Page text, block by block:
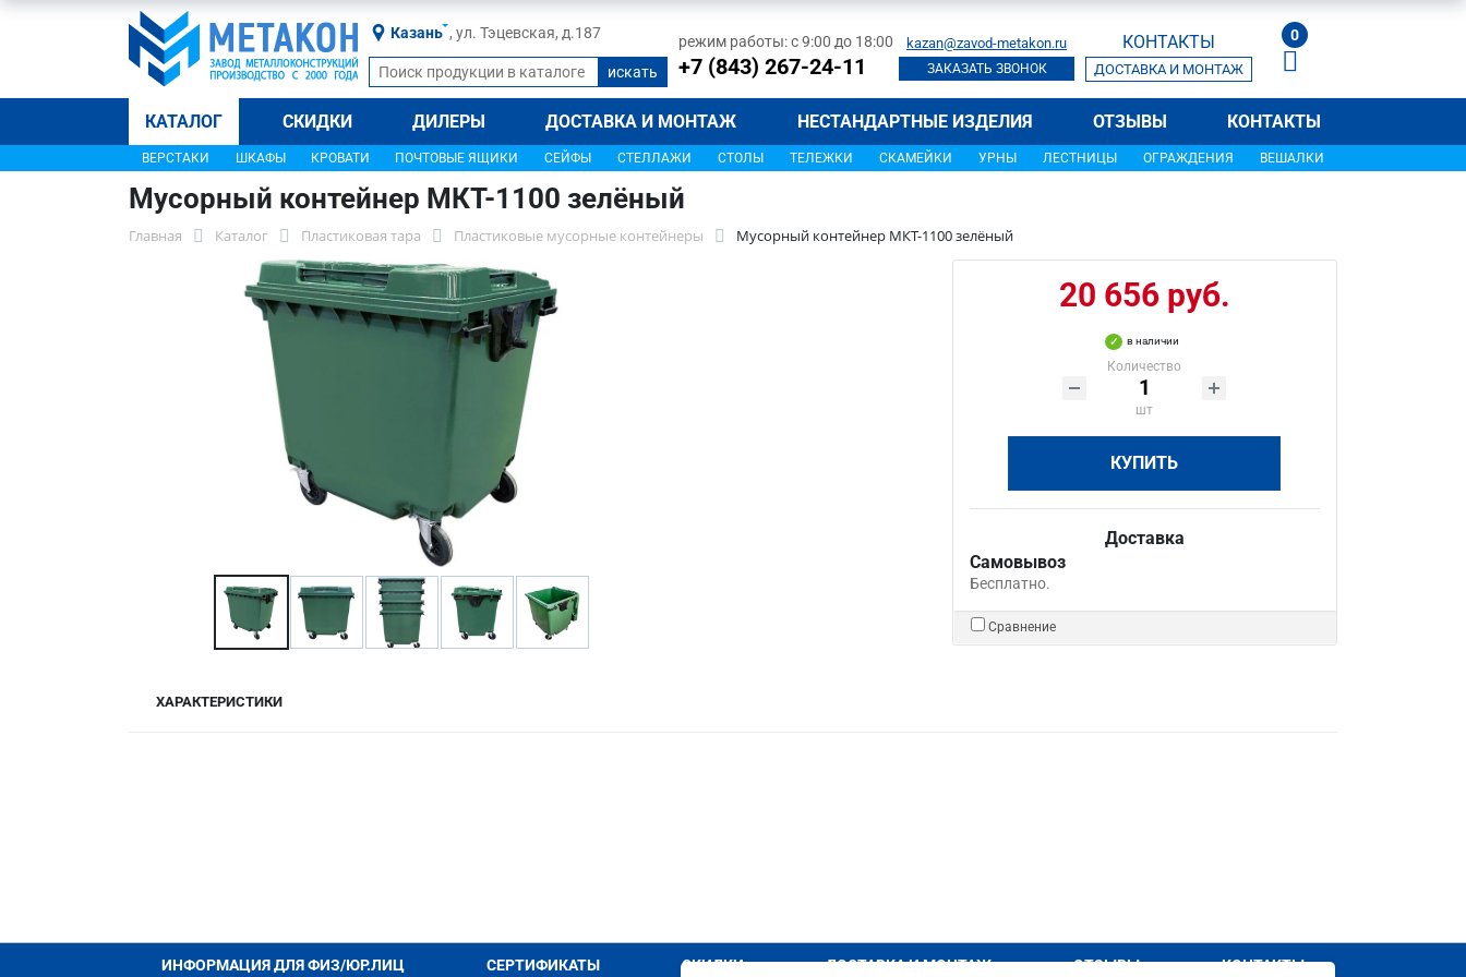
Казань , ул. Тэцевская, д.187 режим работы: с 9:00 до 18:00
+7 (843) 267-24-11
kazan@zavod-metakon.ru
ЗАКАЗАТЬ ЗВОНОК
КОНТАКТЫ
ДОСТАВКА И МОНТАЖ
0
КАТАЛОГ СКИДКИ ДИЛЕРЫ ДОСТАВКА И МОНТАЖ НЕСТАНДАРТНЫЕ ИЗДЕЛИЯ ОТЗЫВЫ КОНТАКТЫ
ВЕРСТАКИ ШКАФЫ КРОВАТИ ПОЧТОВЫЕ ЯЩИКИ СЕЙФЫ СТЕЛЛАЖИ СТОЛЫ ТЕЛЕЖКИ СКАМЕЙКИ УРНЫ ЛЕСТНИЦЫ ОГРАЖДЕНИЯ ВЕШАЛКИ
Мусорный контейнер МКТ-1100 зелёный
Главная Каталог Пластиковая тара Пластиковые мусорные контейнеры Мусорный контейнер МКТ-1100 зелёный
20 656 руб.
в наличии
Количество
шт
КУПИТЬ
Доставка
Самовывоз
Бесплатно.
Сравнение
ХАРАКТЕРИСТИКИ
ИНФОРМАЦИЯ ДЛЯ ФИЗ/ЮР.ЛИЦ СЕРТИФИКАТЫ СКИДКИ ДОСТАВКА И МОНТАЖ ОТЗЫВЫ КОНТАКТЫ